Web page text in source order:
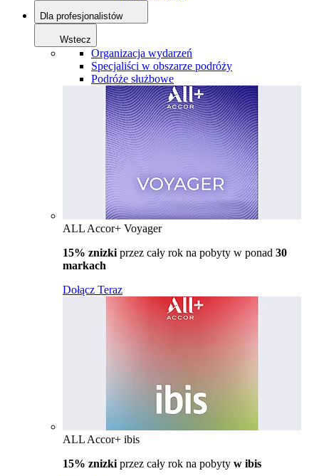
Dla profesjonalistów
Wstecz
Organizacja wydarzeń
Specjaliści w obszarze podróży
Podróże służbowe
ALL Accor+ Voyager
15% znizki przez cały rok na pobyty w ponad 30
markach
Dołącz Teraz
ALL Accor+ ibis
15% znizki przez cały rok na pobyty w ibis